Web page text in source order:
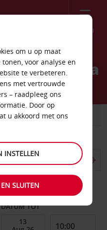
Menu
Zuid-Afrika
BESTELWAGEN
DATUM TOT
om u op maat
voor analyse en
te verbeteren.
met vertrouwde
– raadpleeg ons
Door op
u akkoord met ons
INSTELLEN
SLUITEN